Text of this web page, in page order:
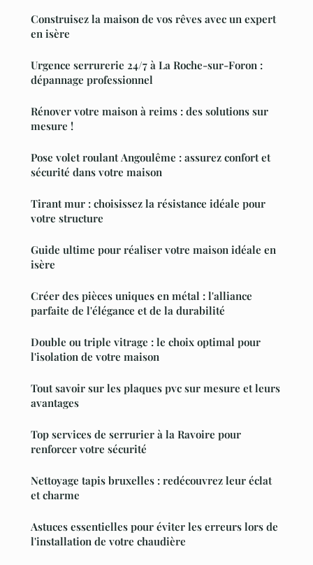
Construisez la maison de vos rêves avec un expert
en isère
Urgence serrurerie 24/7 à La Roche-sur-Foron :
dépannage professionnel
Rénover votre maison à reims : des solutions sur
mesure !
Pose volet roulant Angoulême : assurez confort et
sécurité dans votre maison
Tirant mur : choisissez la résistance idéale pour
votre structure
Guide ultime pour réaliser votre maison idéale en
isère
Créer des pièces uniques en métal : l'alliance
parfaite de l'élégance et de la durabilité
Double ou triple vitrage : le choix optimal pour
l'isolation de votre maison
Tout savoir sur les plaques pvc sur mesure et leurs
avantages
Top services de serrurier à la Ravoire pour
renforcer votre sécurité
Nettoyage tapis bruxelles : redécouvrez leur éclat
et charme
Astuces essentielles pour éviter les erreurs lors de
l'installation de votre chaudière